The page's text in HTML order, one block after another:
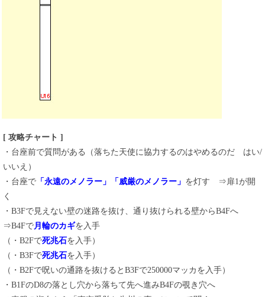
[ 攻略チャート ]
・台座前で質問がある（落ちた天使に協力するのはやめるのだ はい/
いいえ）
・台座で 「永遠のメノラー」「威厳のメノラー」 を灯す ⇒扉1が開
く
・B3Fで見えない壁の迷路を抜け、通り抜けられる壁からB4Fへ
⇒B4Fで 月輪のカギを入手
（・B2Fで死兆石を入手）
（・B3Fで死兆石を入手）
（・B2Fで呪いの通路を抜けるとB3Fで250000マッカを入手）
・B1FのD8の落とし穴から落ちて先へ進みB4Fの覗き穴へ